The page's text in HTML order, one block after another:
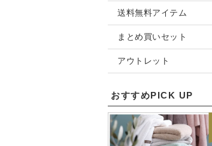
送料無料アイテム
まとめ買いセット
アウトレット
おすすめPICK UP